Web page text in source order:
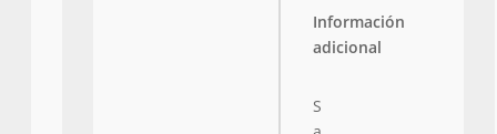
Información
adicional
S